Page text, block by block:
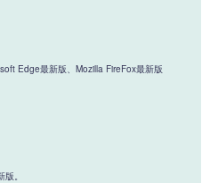
Edge最新版、Mozilla FireFox最新版
。